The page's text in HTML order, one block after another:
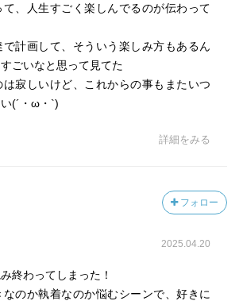
、人生すごく楽しんでるのが伝わって
計画して、そういう楽しみ方もあるん
ごいなと思って見てた
は寂しいけど、これからの事もまたいつ
(´・ω・`)
詳細をみる
フォロー
2025.04.20
終わってしまった！
なのか執着なのか悩むシーンで、好きに